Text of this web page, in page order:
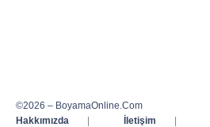
©2026 – BoyamaOnline.Com
Hakkımızda
| İletişim |